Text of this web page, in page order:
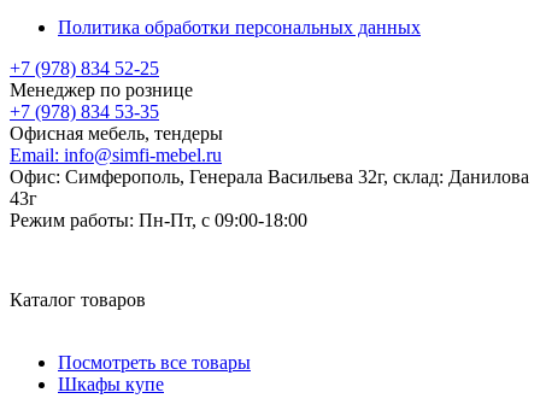
Политика обработки персональных данных
+7 (978) 834 52-25
Менеджер по рознице
+7 (978) 834 53-35
Офисная мебель, тендеры
Email: info@simfi-mebel.ru
Офис: Симферополь, Генерала Васильева 32г, склад: Данилова
43г
Режим работы: Пн-Пт, с 09:00-18:00
Каталог товаров
Посмотреть все товары
Шкафы купе